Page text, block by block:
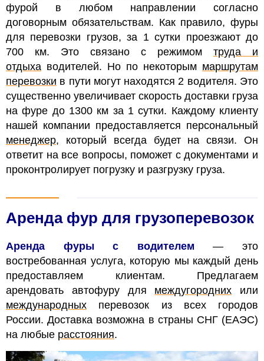
фурой в любом направлении согласно
договорным обязательствам. Как правило, фуры
для перевозки грузов, за 1 сутки проезжают до
700 км. Это связано с режимом труда и
отдыха водителей. Но по некоторым маршрутам
перевозки в пути могут находятся 2 водителя. Это
существенно увеличивает скорость доставки груза
на фуре до 1300 км за 1 сутки. Каждому клиенту
нашей компании предоставляется персональный
менеджер, который всегда будет на связи. Он
ответит на все вопросы, поможет с документами и
проконтролирует погрузку и разгрузку груза.
Аренда фур для грузоперевозок
Аренда фуры с водителем — это
востребованная услуга, которую мы каждый день
предоставляем клиентам. Предлагаем
арендовать автофуру для междугородних или
международных перевозок из всех городов
России. Доставка возможна в страны СНГ (ЕАЭС)
на любые расстояния.